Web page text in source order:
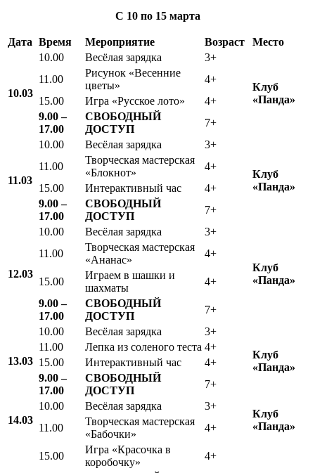
С 10 по 15 марта
Дата Время Мероприятие Возраст Место
10.03
10.00 Весёлая зарядка 3+
Клуб
«Панда»
11.00
Рисунок «Весенние
цветы»
4+
15.00
Игра «Русское лото»
4+
9.00 –
17.00
СВОБОДНЫЙ
ДОСТУП
7+
11.03
10.00 Весёлая зарядка 3+
Клуб
«Панда»
11.00
Творческая мастерская
«Блокнот»
4+
15.00
Интерактивный час
4+
9.00 –
17.00
СВОБОДНЫЙ
ДОСТУП
7+
12.03
10.00 Весёлая зарядка 3+
Клуб
«Панда»
11.00
Творческая мастерская
«Ананас»
4+
15.00
Играем в шашки и
шахматы
4+
9.00 –
17.00
СВОБОДНЫЙ
ДОСТУП
7+
13.03
10.00 Весёлая зарядка
3+
Клуб
«Панда»
11.00 Лепка из соленого теста 4+
15.00
Интерактивный час
4+
9.00 –
17.00
СВОБОДНЫЙ
ДОСТУП
7+
14.03
10.00 Весёлая зарядка 3+
Клуб
«Панда»
11.00
Творческая мастерская
«Бабочки»
4+
15.00
Игра «Красочка в
коробочку»
4+